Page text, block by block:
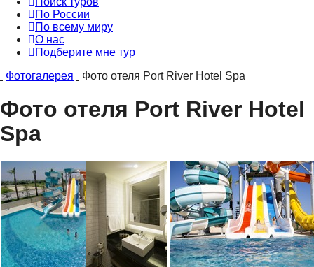
По России
По всему миру
О нас
Подберите мне тур
Фотогалерея
Фото отеля Port River Hotel Spa
Фото отеля Port River Hotel
Spa